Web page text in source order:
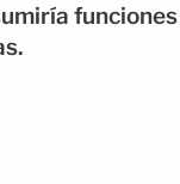
funciones